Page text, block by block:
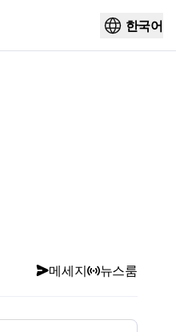
한국어
메세지 뉴스룸